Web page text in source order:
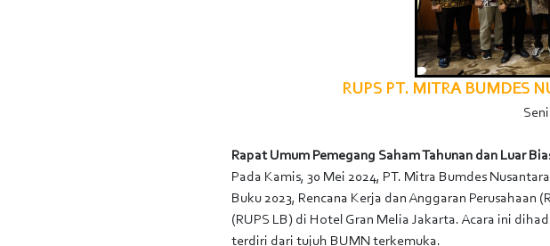
RUPS PT. MITRA BUMDES
Rapat Umum Pemegang Saham Tahunan dan Luar
Pada Kamis, 30 Mei 2024, PT. Mitra Bumdes
Buku 2023, Rencana Kerja dan Anggaran Perusahaan
(RUPS LB) di Hotel Gran Melia Jakarta. Acara ini
terdiri dari tujuh BUMN terkemuka.